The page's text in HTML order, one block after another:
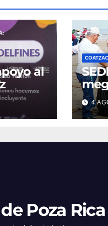
al
4
Poza Rica